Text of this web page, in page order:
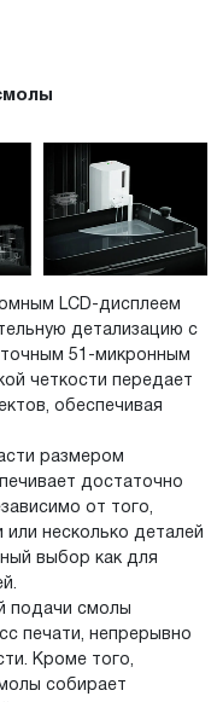
LCD-дисплеем
детализацию с
точным 51-микронным
четкости передает
обеспечивая
размером
достаточно
от того,
несколько деталей
выбор как для
подачи смолы
печати, непрерывно
Кроме того,
собирает